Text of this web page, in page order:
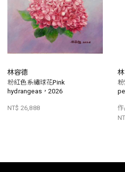
林容德
粉紅色系繡球花Pink
hydrangeas，2026
NT$ 26,888